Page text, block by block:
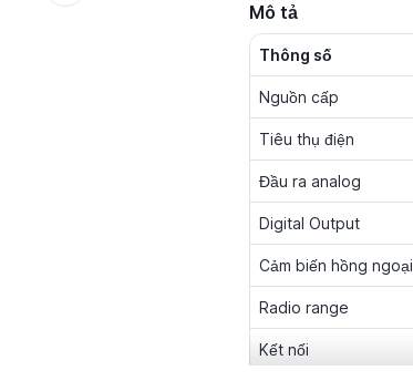
Mô tả
Thông số
Nguồn cấp
Tiêu thụ điện
Đầu ra analog
Digital Output
Cảm biến hồng ngoại
Radio range
Kết nối